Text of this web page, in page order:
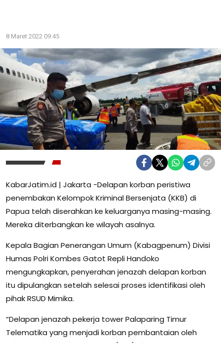
8 Maret 2022 09:45
KabarJatim.id | Jakarta -Delapan korban peristiwa
penembakan Kelompok Kriminal Bersenjata (KKB) di
Papua telah diserahkan ke keluarganya masing-masing.
Mereka diterbangkan ke wilayah asalnya.
Kepala Bagian Penerangan Umum (Kabagpenum) Divisi
Humas Polri Kombes Gatot Repli Handoko
mengungkapkan, penyerahan jenazah delapan korban
itu dipulangkan setelah selesai proses identifikasi oleh
pihak RSUD Mimika.
“Delapan jenazah pekerja tower Palaparing Timur
Telematika yang menjadi korban pembantaian oleh